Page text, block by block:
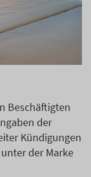
Beschäftigten
der
Kündigungen
der Marke